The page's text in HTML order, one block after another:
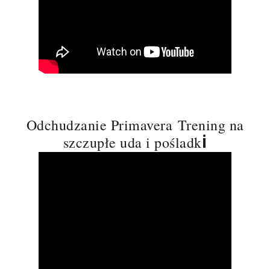
Odchudzanie Primavera Trening na
szczupłe uda i pośladki